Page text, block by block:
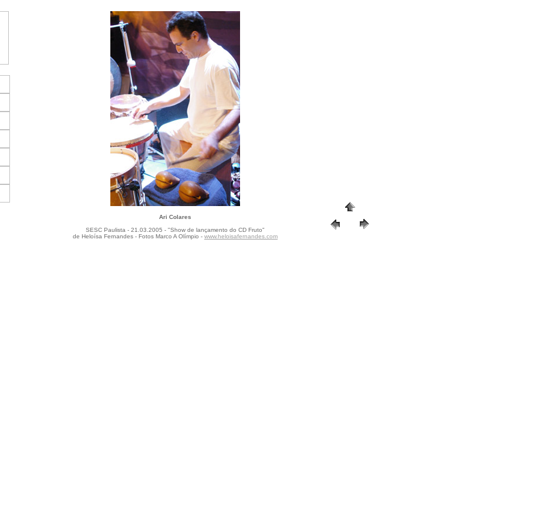
Ari Colares
SESC Paulista - 21.03.2005 - "Show de lançamento do CD Fruto"
de Heloísa Fernandes - Fotos Marco A Olímpio - www.heloisafernandes.com